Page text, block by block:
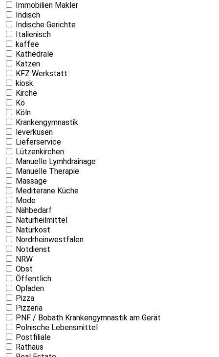
Immobilien Makler
Indisch
Indische Gerichte
Italienisch
kaffee
Kathedrale
Katzen
KFZ Werkstatt
kiosk
Kirche
Kö
Köln
Krankengymnastik
leverkusen
Lieferservice
Lützenkirchen
Manuelle Lymhdrainage
Manuelle Therapie
Massage
Mediterane Küche
Mode
Nähbedarf
Naturheilmittel
Naturkost
Nordrheinwestfalen
Notdienst
NRW
Obst
Öffentlich
Opladen
Pizza
Pizzeria
PNF / Bobath Krankengymnastik am Gerät
Polnische Lebensmittel
Postfiliale
Rathaus